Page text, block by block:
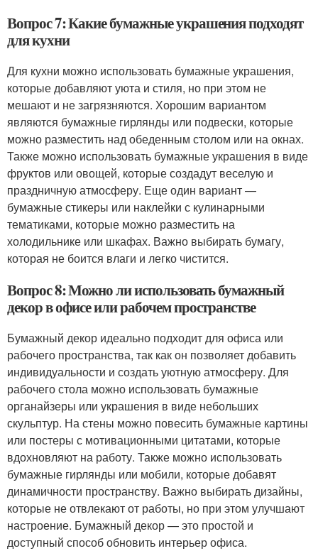
Вопрос 7: Какие бумажные украшения подходят
для кухни
Для кухни можно использовать бумажные украшения,
которые добавляют уюта и стиля, но при этом не
мешают и не загрязняются. Хорошим вариантом
являются бумажные гирлянды или подвески, которые
можно разместить над обеденным столом или на окнах.
Также можно использовать бумажные украшения в виде
фруктов или овощей, которые создадут веселую и
праздничную атмосферу. Еще один вариант —
бумажные стикеры или наклейки с кулинарными
тематиками, которые можно разместить на
холодильнике или шкафах. Важно выбирать бумагу,
которая не боится влаги и легко чистится.
Вопрос 8: Можно ли использовать бумажный
декор в офисе или рабочем пространстве
Бумажный декор идеально подходит для офиса или
рабочего пространства, так как он позволяет добавить
индивидуальности и создать уютную атмосферу. Для
рабочего стола можно использовать бумажные
органайзеры или украшения в виде небольших
скульптур. На стены можно повесить бумажные картины
или постеры с мотивационными цитатами, которые
вдохновляют на работу. Также можно использовать
бумажные гирлянды или мобили, которые добавят
динамичности пространству. Важно выбирать дизайны,
которые не отвлекают от работы, но при этом улучшают
настроение. Бумажный декор — это простой и
доступный способ обновить интерьер офиса.